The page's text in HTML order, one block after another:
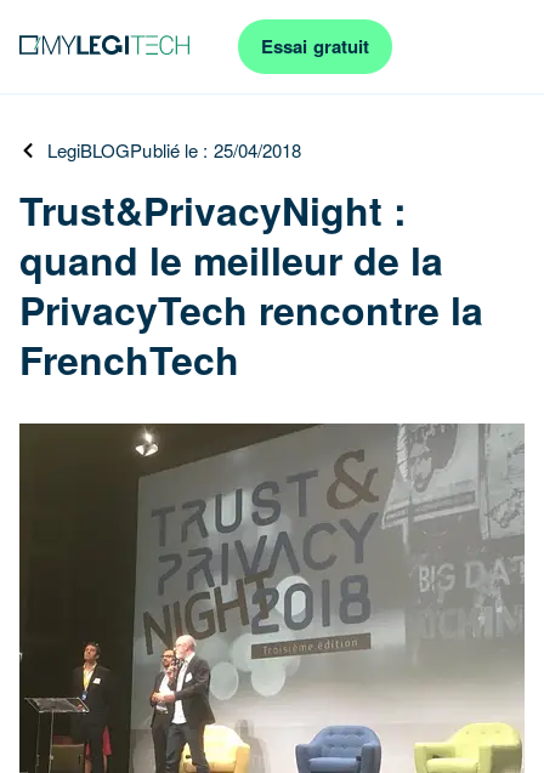
Essai gratuit
LegiBLOGPublié le : 25/04/2018
Trust&PrivacyNight :
quand le meilleur de la
PrivacyTech rencontre la
FrenchTech